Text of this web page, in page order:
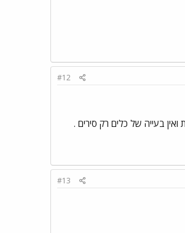
#12
בעייה של כלים רק סירים .
#13